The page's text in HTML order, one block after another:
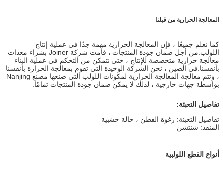
المعالجة الحرارية من قبلنا
كما نعلم جميعًا ، فإن المعالجة الحرارية مهمة جدًا في عملية إنتاج
اللولب.من أجل ضمان جودة المنتجات ، قامت شركة Joiner بشراء معدات
معالجة حرارية متخصصة للإنتاج ، حتى نتمكن من التحكم في عملية البناء
بأنفسنا.في الصين ، نحن الشركة الوحيدة التي تقوم بمعالجة الحرارة بأنفسنا
، وتتم معالجة المعالجة الحرارية لمكونات اللولب التي صنعها مصنع Nanjing
بواسطة جهات خارجية ، لذلك لا يمكن ضمان جودة المنتجات تمامًا.
تفاصيل التعبئة:
تفاصيل التعبئة: رغوة القطن ، حالة خشبية
المنفذ: شنتشن
أنواع القطع اللولبية